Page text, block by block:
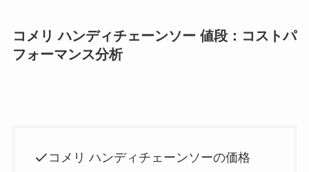
コメリ ハンディチェーンソー 値段：コストパ
フォーマンス分析
コメリ ハンディチェーンソーの価格